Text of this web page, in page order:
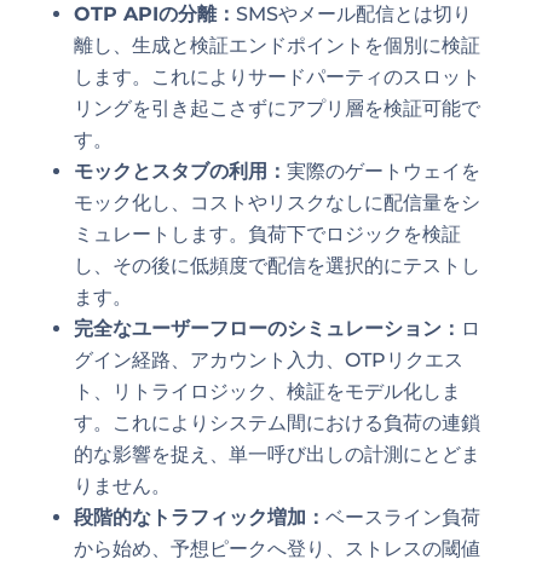
OTP APIの分離： SMSやメール配信とは切り
離し、生成と検証エンドポイントを個別に検証
します。これによりサードパーティのスロット
リングを引き起こさずにアプリ層を検証可能で
す。
モックとスタブの利用： 実際のゲートウェイを
モック化し、コストやリスクなしに配信量をシ
ミュレートします。負荷下でロジックを検証
し、その後に低頻度で配信を選択的にテストし
ます。
完全なユーザーフローのシミュレーション： ロ
グイン経路、アカウント入力、OTPリクエス
ト、リトライロジック、検証をモデル化しま
す。これによりシステム間における負荷の連鎖
的な影響を捉え、単一呼び出しの計測にとどま
りません。
段階的なトラフィック増加： ベースライン負荷
から始め、予想ピークへ登り、ストレスの閾値